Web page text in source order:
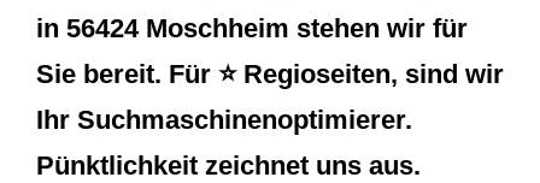
in 56424 Moschheim stehen wir für
Sie bereit. Für ⭐ Regioseiten, sind wir
Ihr Suchmaschinenoptimierer.
Pünktlichkeit zeichnet uns aus.